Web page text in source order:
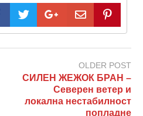
OLDER POST
СИЛЕН ЖЕЖОК БРАН –
Северен ветер и
локална нестабилност
попладне